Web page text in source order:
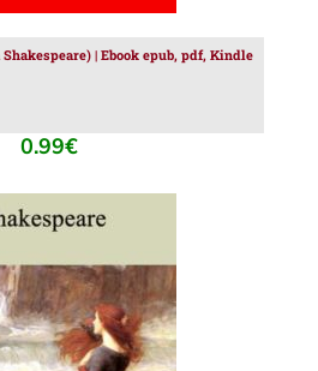
| Ebook epub, pdf, Kindle
0.99€